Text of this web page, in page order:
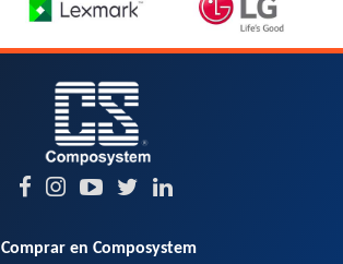
Comprar en Composystem